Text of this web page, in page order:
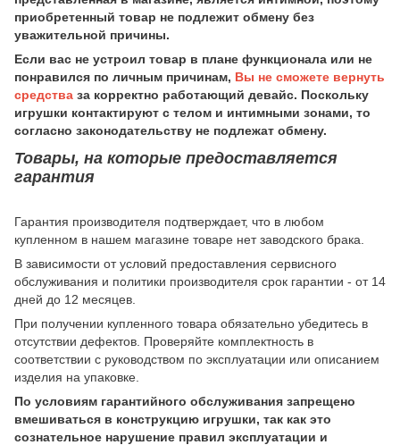
приобретенный товар не подлежит обмену без
уважительной причины.
Если вас не устроил товар в плане функционала или не
понравился по личным причинам, Вы не сможете вернуть
средства за корректно работающий девайс. Поскольку
игрушки контактируют с телом и интимными зонами, то
согласно законодательству не подлежат обмену.
Товары, на которые предоставляется
гарантия
Гарантия производителя подтверждает, что в любом
купленном в нашем магазине товаре нет заводского брака.
В зависимости от условий предоставления сервисного
обслуживания и политики производителя срок гарантии - от 14
дней до 12 месяцев.
При получении купленного товара обязательно убедитесь в
отсутствии дефектов. Проверяйте комплектность в
соответствии с руководством по эксплуатации или описанием
изделия на упаковке.
По условиям гарантийного обслуживания запрещено
вмешиваться в конструкцию игрушки, так как это
сознательное нарушение правил эксплуатации и